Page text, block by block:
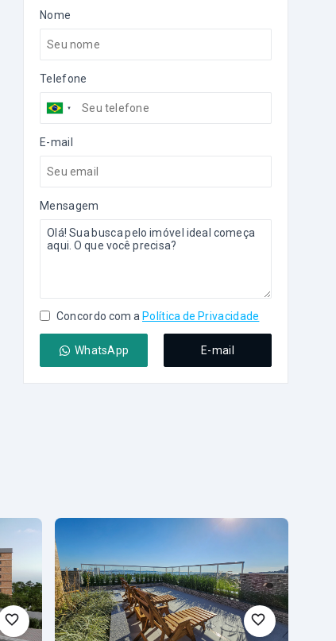
Nome
Telefone
E-mail
Mensagem
Concordo com a Política de Privacidade
WhatsApp E-mail